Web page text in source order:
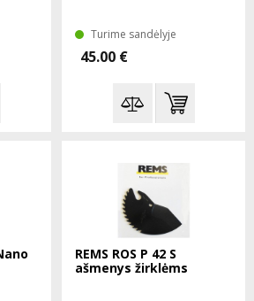
Turime sandėlyje
45.00 €
REMS ROS P 42 S
ašmenys žirklėms